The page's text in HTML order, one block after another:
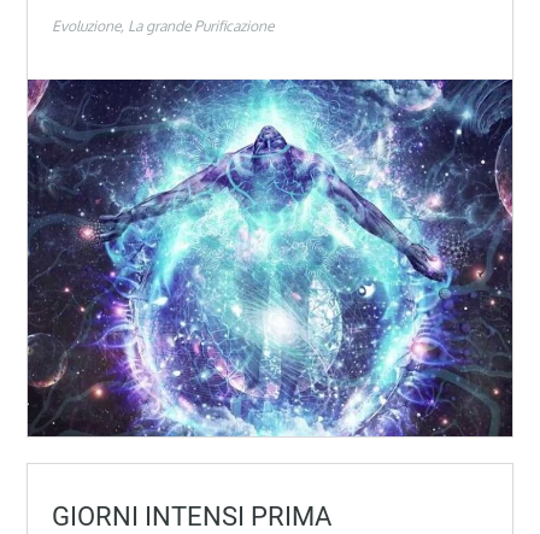
Evoluzione La grande Purificazione
GIORNI INTENSI PRIMA